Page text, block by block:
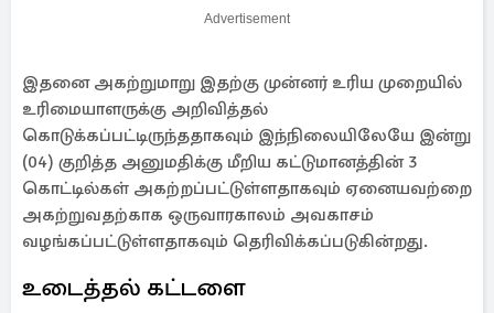
Advertisement
இதனை அகற்றுமாறு இதற்கு முன்னர் உரிய முறையில்
உரிமையாளருக்கு அறிவித்தல்
கொடுக்கப்பட்டிருந்ததாகவும் இந்நிலையிலேயே இன்று
(04) குறித்த அனுமதிக்கு மீறிய கட்டுமானத்தின் 3
கொட்டில்கள் அகற்றப்பட்டுள்ளதாகவும் ஏனையவற்றை
அகற்றுவதற்காக ஒருவாரகாலம் அவகாசம்
வழங்கப்பட்டுள்ளதாகவும் தெரிவிக்கப்படுகின்றது.
உடைத்தல் கட்டளை